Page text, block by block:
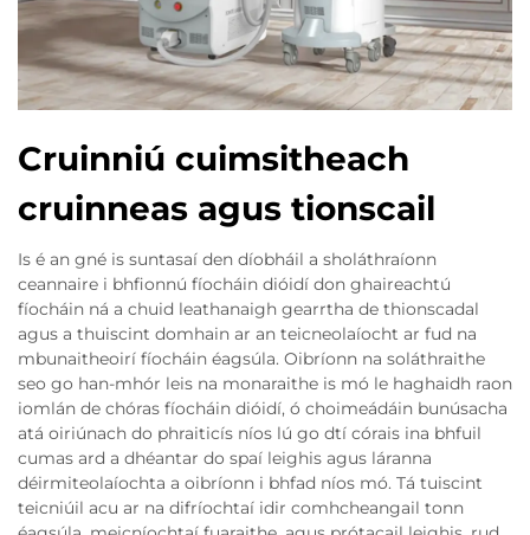
Cruinniú cuimsitheach
cruinneas agus tionscail
Is é an gné is suntasaí den díobháil a sholáthraíonn
ceannaire i bhfionnú fíocháin dióidí don ghaireachtú
fíocháin ná a chuid leathanaigh gearrtha de thionscadal
agus a thuiscint domhain ar an teicneolaíocht ar fud na
mbunaitheoirí fíocháin éagsúla. Oibríonn na soláthraithe
seo go han-mhór leis na monaraithe is mó le haghaidh raon
iomlán de chóras fíocháin dióidí, ó choimeádáin bunúsacha
atá oiriúnach do phraiticís níos lú go dtí córais ina bhfuil
cumas ard a dhéantar do spaí leighis agus láranna
déirmiteolaíochta a oibríonn i bhfad níos mó. Tá tuiscint
teicniúil acu ar na difríochtaí idir comhcheangail tonn